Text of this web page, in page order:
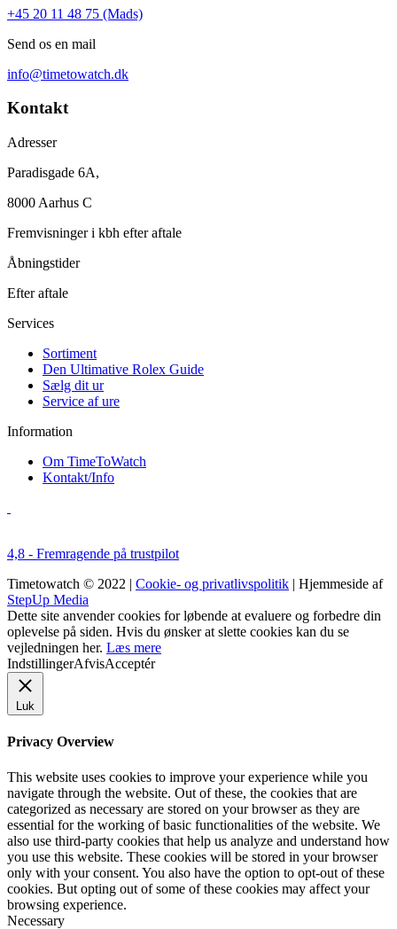
+45 20 11 48 75 (Mads)
Send os en mail
info@timetowatch.dk
Kontakt
Adresser
Paradisgade 6A,
8000 Aarhus C
Fremvisninger i kbh efter aftale
Åbningstider
Efter aftale
Services
Sortiment
Den Ultimative Rolex Guide
Sælg dit ur
Service af ure
Information
Om TimeToWatch
Kontakt/Info
4,8 - Fremragende på trustpilot
Timetowatch © 2022 | Cookie- og privatlivspolitik | Hjemmeside af
StepUp Media
Dette site anvender cookies for løbende at evaluere og forbedre din
oplevelse på siden. Hvis du ønsker at slette cookies kan du se
vejledningen her. Læs mere
IndstillingerAfvisAcceptér
Luk
Privacy Overview
This website uses cookies to improve your experience while you
navigate through the website. Out of these, the cookies that are
categorized as necessary are stored on your browser as they are
essential for the working of basic functionalities of the website. We
also use third-party cookies that help us analyze and understand how
you use this website. These cookies will be stored in your browser
only with your consent. You also have the option to opt-out of these
cookies. But opting out of some of these cookies may affect your
browsing experience.
Necessary